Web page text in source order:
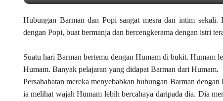
Hubungan Barman dan Popi sangat mesra dan intim
dengan Popi, buat bermanja dan bercengkerama dengan istri
Suatu hari Barman bertemu dengan Humam di bukit. Humam
Humam. Banyak pelajaran yang didapat Barman dari Humam.
Persahabatan mereka menyebabkan hubungan Barman
ia melihat wajah Humam lebih bercahaya daripada dia. Dia